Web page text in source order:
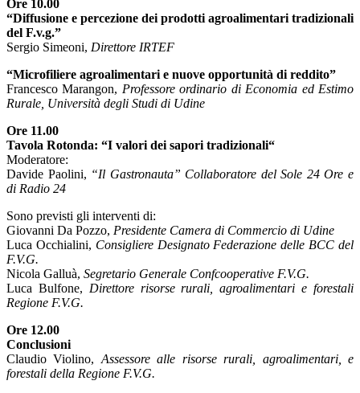
Ore 10.00
“Diffusione e percezione dei prodotti agroalimentari tradizionali
del F.v.g.”
Sergio Simeoni, Direttore IRTEF
“Microfiliere agroalimentari e nuove opportunità di reddito”
Francesco Marangon, Professore ordinario di Economia ed Estimo
Rurale, Università degli Studi di Udine
Ore 11.00
Tavola Rotonda: “I valori dei sapori tradizionali“
Moderatore:
Davide Paolini, “Il Gastronauta” Collaboratore del Sole 24 Ore e
di Radio 24
Sono previsti gli interventi di:
Giovanni Da Pozzo, Presidente Camera di Commercio di Udine
Luca Occhialini, Consigliere Designato Federazione delle BCC del
F.V.G.
Nicola Galluà, Segretario Generale Confcooperative F.V.G.
Luca Bulfone, Direttore risorse rurali, agroalimentari e forestali
Regione F.V.G.
Ore 12.00
Conclusioni
Claudio Violino, Assessore alle risorse rurali, agroalimentari, e
forestali della Regione F.V.G.